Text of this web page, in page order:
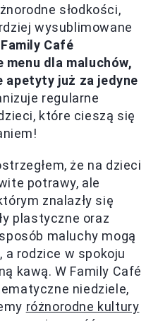
słodkości,
wysublimowane
Family Café
dla maluchów,
apetyty już za jedyne
regularne
które cieszą się
że na dzieci
potrawy, ale
znalazły się
plastyczne oraz
maluchy mogą
a rodzice w spokoju
kawą. W Family Café
niedziele,
różnorodne kultury